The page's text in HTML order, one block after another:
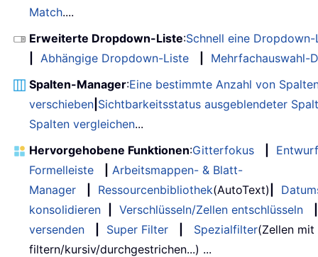
Match....
Erweiterte Dropdown-Liste:Schnell eine
Abhängige Dropdown-Liste
Mehrfachauswahl-
Spalten-Manager:Eine bestimmte Anzahl von
verschieben Sichtbarkeitsstatus ausgeblendeter
Spalten vergleichen...
Hervorgehobene Funktionen:Gitterfokus
Entwurf
Formelleiste
Arbeitsmappen- & Blatt-
Manager
Ressourcenbibliothek(AutoText)
konsolidieren
Verschlüsseln/Zellen entschlüsseln
versenden
Super Filter Spezialfilter(Zellen
filtern/kursiv/durchgestrichen...) ...